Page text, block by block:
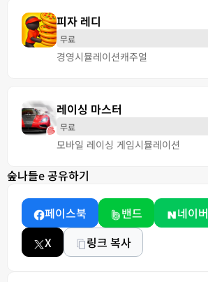
피자 레디
무료
경영시뮬레이션캐주얼
레이싱 마스터
무료
모바일 레이싱 게임시뮬레이션
숲나들e 공유하기
페이스북 밴드 네이버
X
링크 복사